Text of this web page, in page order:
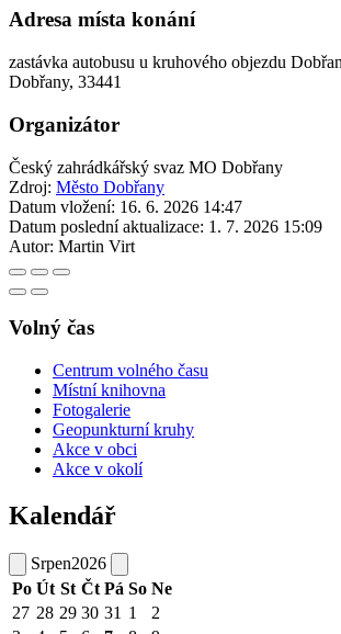
Adresa místa konání
zastávka autobusu u kruhového objezdu
Dobřany, 33441
Organizátor
Český zahrádkářský svaz MO Dobřany
Zdroj: Město Dobřany
Datum vložení: 16. 6. 2026 14:47
Datum poslední aktualizace: 1. 7. 2026 15:09
Autor: Martin Virt
Volný čas
Centrum volného času
Místní knihovna
Fotogalerie
Geopunkturní kruhy
Akce v obci
Akce v okolí
Kalendář
Srpen2026
Po Út St Čt Pá So Ne
27 28 29 30 31 1
2